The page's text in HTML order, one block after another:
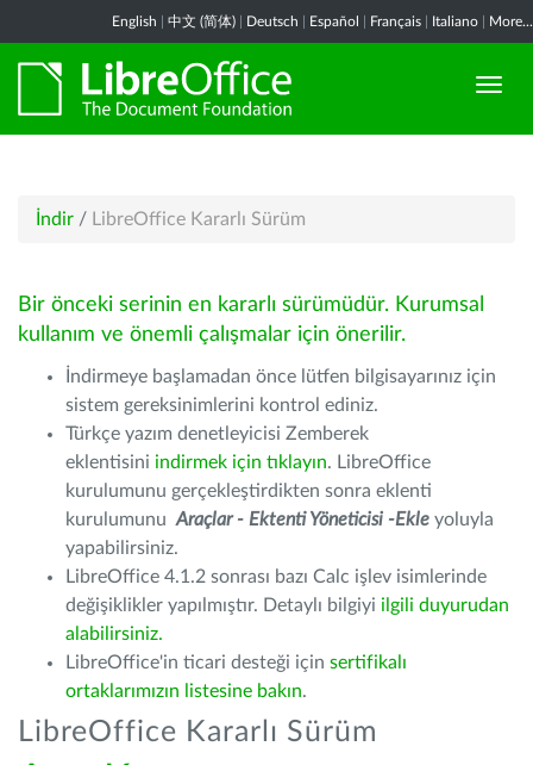
English 中文 (简体) Deutsch Español Français Italiano More...
İndir / LibreOffice Kararlı Sürüm
Bir önceki serinin en kararlı sürümüdür. Kurumsal
kullanım ve önemli çalışmalar için önerilir.
İndirmeye başlamadan önce lütfen bilgisayarınız için
sistem gereksinimlerini kontrol ediniz.
Türkçe yazım denetleyicisi Zemberek
eklentisini indirmek için tıklayın. LibreOffice
kurulumunu gerçekleştirdikten sonra eklenti
kurulumunu Araçlar - Ektenti Yöneticisi -Ekle yoluyla
yapabilirsiniz.
LibreOffice 4.1.2 sonrası bazı Calc işlev isimlerinde
değişiklikler yapılmıştır. Detaylı bilgiyi ilgili duyurudan
alabilirsiniz.
LibreOffice'in ticari desteği için sertifikalı
ortaklarımızın listesine bakın.
LibreOffice Kararlı Sürüm